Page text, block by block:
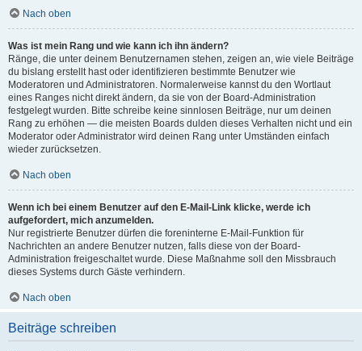
Nach oben
Was ist mein Rang und wie kann ich ihn ändern?
Ränge, die unter deinem Benutzernamen stehen, zeigen an, wie viele Beiträge
du bislang erstellt hast oder identifizieren bestimmte Benutzer wie
Moderatoren und Administratoren. Normalerweise kannst du den Wortlaut
eines Ranges nicht direkt ändern, da sie von der Board-Administration
festgelegt wurden. Bitte schreibe keine sinnlosen Beiträge, nur um deinen
Rang zu erhöhen — die meisten Boards dulden dieses Verhalten nicht und ein
Moderator oder Administrator wird deinen Rang unter Umständen einfach
wieder zurücksetzen.
Nach oben
Wenn ich bei einem Benutzer auf den E-Mail-Link klicke, werde ich
aufgefordert, mich anzumelden.
Nur registrierte Benutzer dürfen die foreninterne E-Mail-Funktion für
Nachrichten an andere Benutzer nutzen, falls diese von der Board-
Administration freigeschaltet wurde. Diese Maßnahme soll den Missbrauch
dieses Systems durch Gäste verhindern.
Nach oben
Beiträge schreiben